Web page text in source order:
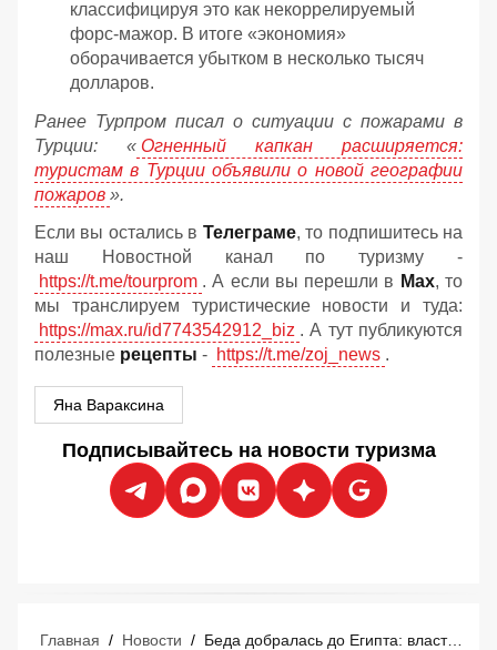
классифицируя это как некоррелируемый
форс-мажор. В итоге «экономия»
оборачивается убытком в несколько тысяч
долларов.
Ранее Турпром писал о ситуации с пожарами в
Турции: « Огненный капкан расширяется:
туристам в Турции объявили о новой географии
пожаров ».
Если вы остались в Телеграме, то подпишитесь на
наш Новостной канал по туризму -
https://t.me/tourprom . А если вы перешли в Мах, то
мы транслируем туристические новости и туда:
https://max.ru/id7743542912_biz . А тут публикуются
полезные рецепты - https://t.me/zoj_news .
Яна Вараксина
Подписывайтесь на новости туризма
Главная / Новости / Беда добралась до Египта: власти официально запретили экскурсии к Пирамидам